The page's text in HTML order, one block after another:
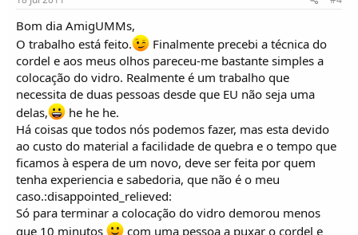
Bom dia AmigUMMs,
O trabalho está feito.
Finalmente precebi a técnica do
cordel e aos meus olhos pareceu-me bastante simples a
colocação do vidro. Realmente é um trabalho que
necessita de duas pessoas desde que EU não seja uma
delas,
he he he.
Há coisas que todos nós podemos fazer, mas esta devido
ao custo do material a facilidade de quebra e o tempo que
ficamos à espera de um novo, deve ser feita por quem
tenha experiencia e sabedoria, que não é o meu
caso.:disappointed_relieved:
Só para terminar a colocação do vidro demorou menos
que 10 minutos
com uma pessoa a puxar o cordel e